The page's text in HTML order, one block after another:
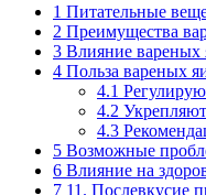
1 Питательные
2 Преимущества
3 Влияние вареных
4 Польза вареных
4.1
4.2
4.3
5 Возможные
6 Влияние на
7 11. Послевкусие